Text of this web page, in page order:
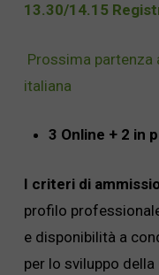
13.30/14.15
Prossima partenza
italiana
3 Online + 2 in
I criteri di
profilo
e disponibilità a
per lo sviluppo della